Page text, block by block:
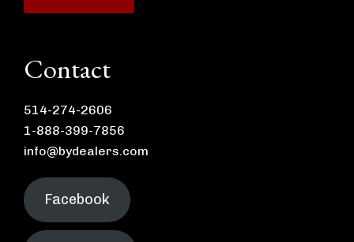
Contact
514-274-2606
1-888-399-7856
info@bydealers.com
Facebook